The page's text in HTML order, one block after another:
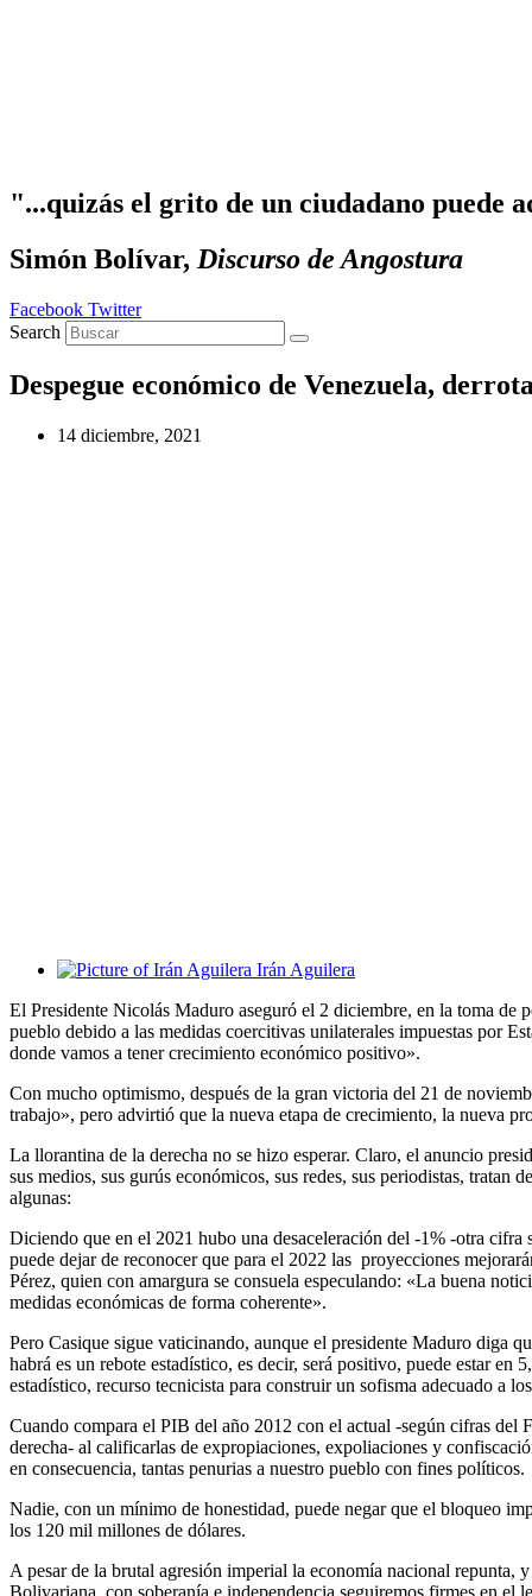
"...quizás el grito de un ciudadano puede
Simón Bolívar, Discurso de Angostura
Facebook Twitter
Search
Despegue económico de Venezuela,
14 diciembre, 2021
Irán Aguilera
El Presidente Nicolás Maduro aseguró el 2 diciembre, en la toma de
pueblo debido a las medidas coercitivas unilaterales impuestas por
donde vamos a tener crecimiento económico positivo».
Con mucho optimismo, después de la gran victoria del 21 de
trabajo», pero advirtió que la nueva etapa de crecimiento, la nueva
La llorantina de la derecha no se hizo esperar. Claro, el anuncio
sus medios, sus gurús económicos, sus redes, sus periodistas, tratan
algunas:
Diciendo que en el 2021 hubo una desaceleración del -1% -otra cifra
puede dejar de reconocer que para el 2022 las proyecciones
Pérez, quien con amargura se consuela especulando: «La buena
medidas económicas de forma coherente».
Pero Casique sigue vaticinando, aunque el presidente Maduro diga
habrá es un rebote estadístico, es decir, será positivo, puede estar
estadístico, recurso tecnicista para construir un sofisma adecuado a
Cuando compara el PIB del año 2012 con el actual -según cifras del
derecha- al calificarlas de expropiaciones, expoliaciones y
en consecuencia, tantas penurias a nuestro pueblo con fines políticos.
Nadie, con un mínimo de honestidad, puede negar que el bloqueo
los 120 mil millones de dólares.
A pesar de la brutal agresión imperial la economía nacional repunta,
Bolivariana, con soberanía e independencia seguiremos firmes en el